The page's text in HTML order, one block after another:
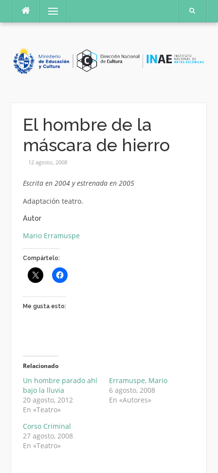
contenido
Menú
El hombre de la
máscara de hierro
12 agosto, 2008
Escrita en 2004 y estrenada en 2005
Adaptación teatro.
Autor
Mario Erramuspe
Compártelo:
Me gusta esto:
Relacionado
Un hombre parado ahí
bajo la lluvia
20 agosto, 2012
En «Teatro»
Erramuspe, Mario
6 agosto, 2008
En «Autores»
Corso Criminal
27 agosto, 2008
En «Teatro»